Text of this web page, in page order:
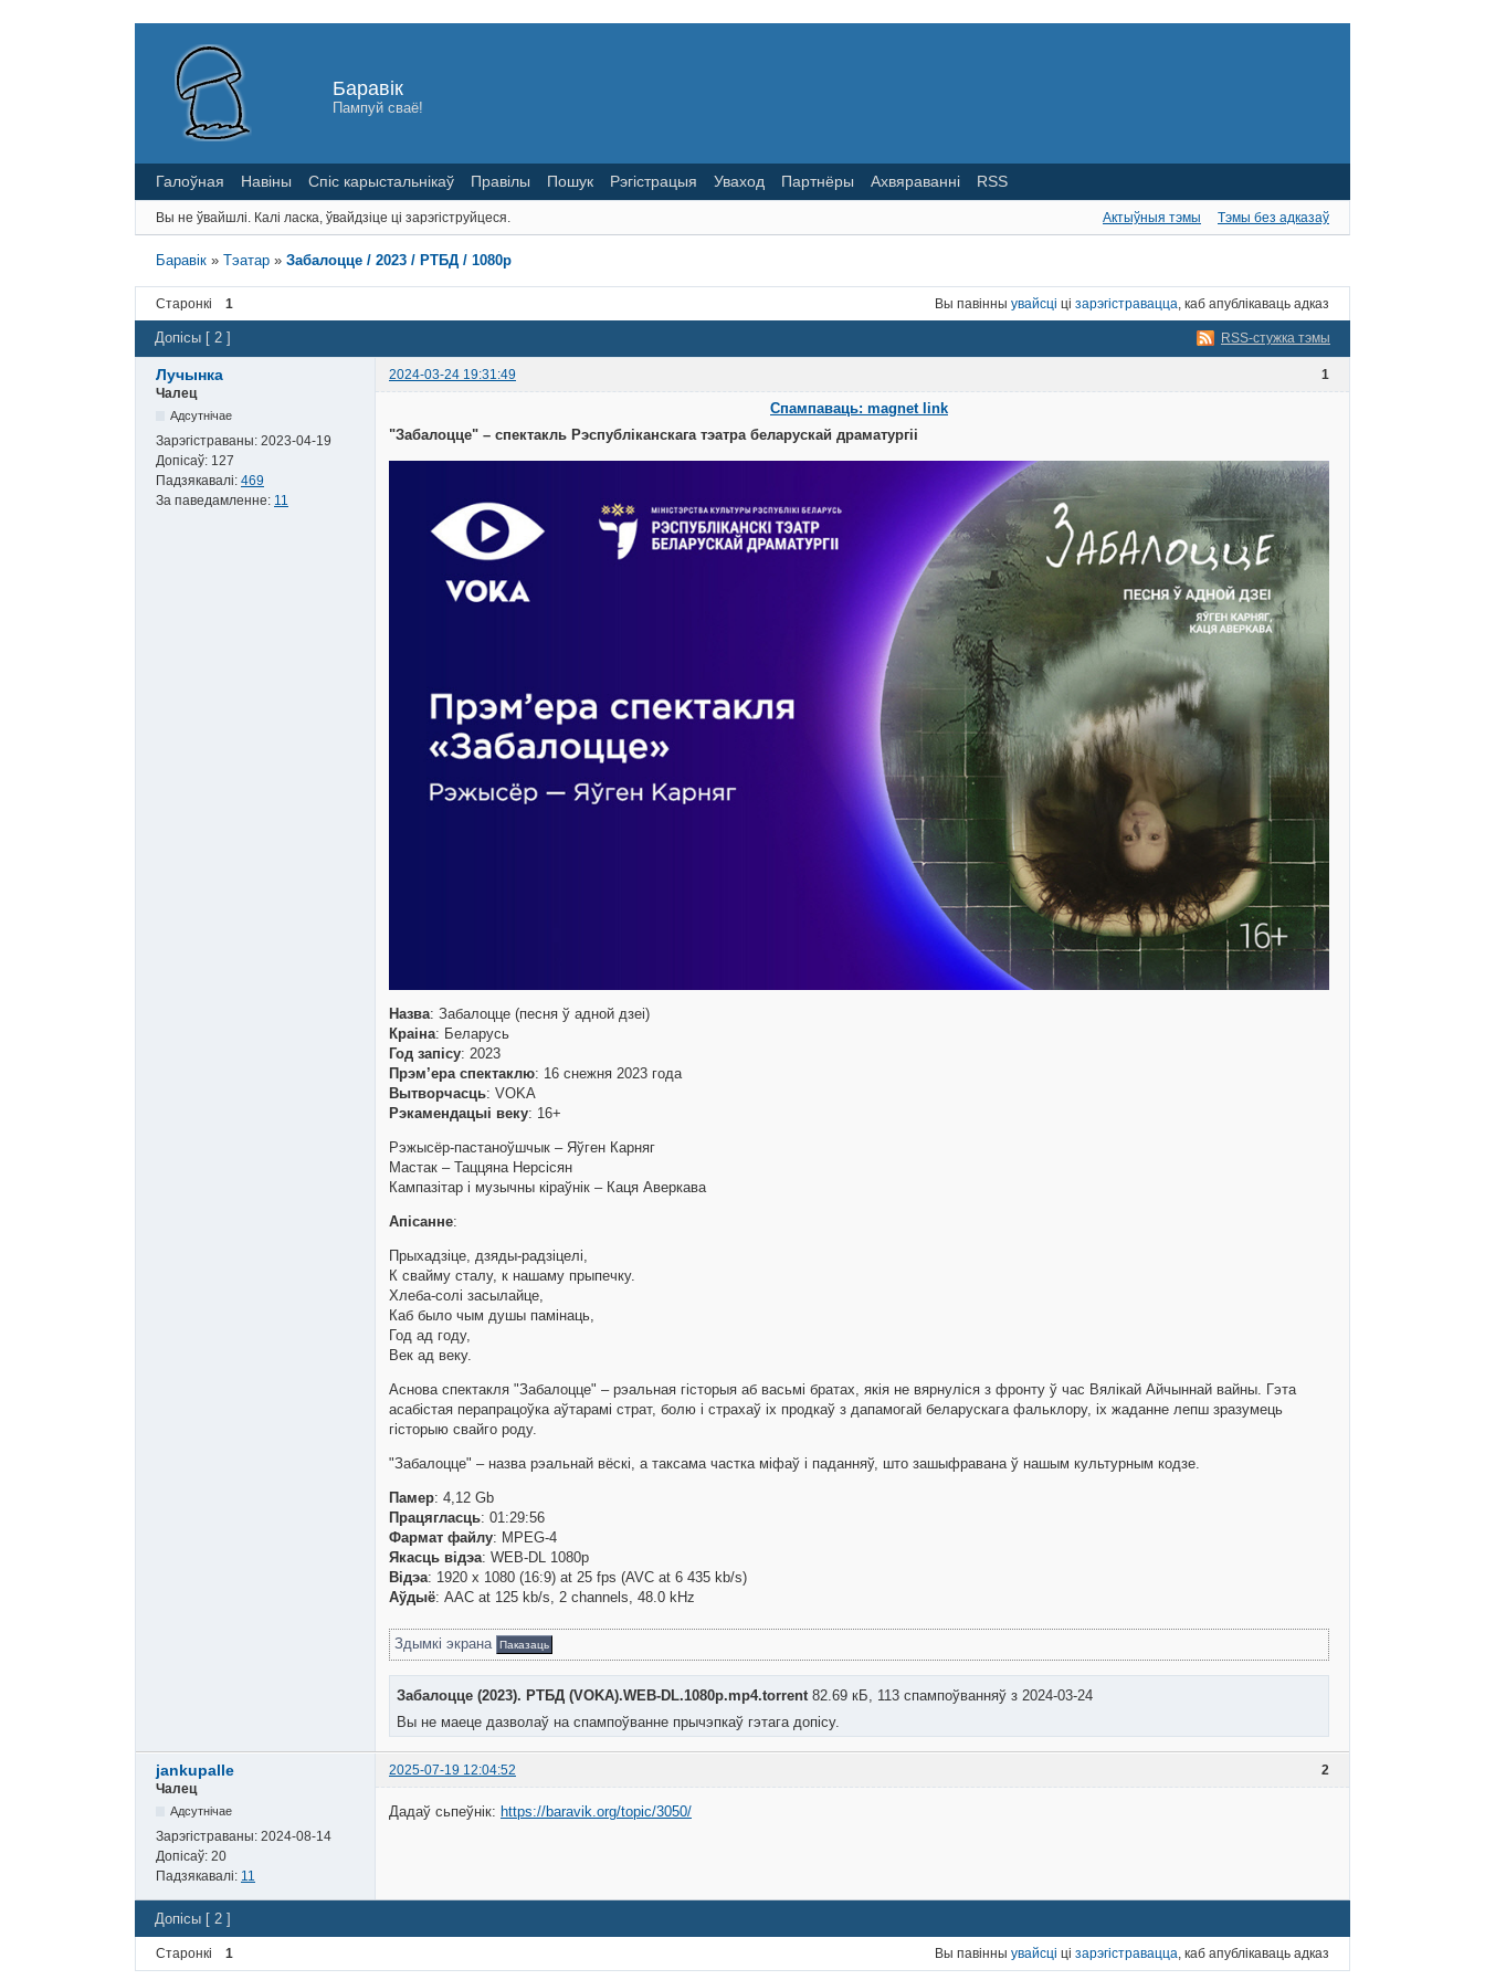
Баравік
Пампуй сваё!
Галоўная Навіны Спіс карыстальнікаў Правілы Пошук Рэгістрацыя Уваход Партнёры Ахвяраванні RSS
Вы не ўвайшлі. Калі ласка, ўвайдзіце ці зарэгіструйцеся. Актыўныя тэмы Тэмы без адказаў
Баравік »Тэатар »Забалоцце / 2023 / РТБД / 1080p
Старонкі 1 Вы павінны увайсці ці зарэгістравацца , каб апублікаваць адказ
RSS-стужка тэмы
Допісы [ 2 ]
1
Лучынка
2024-03-24 19:31:49
Чалец
Адсутнічае
Зарэгістраваны: 2023-04-19
Допісаў: 127
Падзякавалі: 469
За паведамленне: 11
Спампаваць: magnet link
"Забалоцце" – спектакль Рэспубліканскага тэатра беларускай драматургіі
Назва: Забалоцце (песня ў адной дзеі)
Краіна: Беларусь
Год запісу: 2023
Прэм’ера спектаклю: 16 снежня 2023 года
Вытворчасць: VOKA
Рэкамендацыі веку: 16+
Рэжысёр-пастаноўшчык – Яўген Карняг
Мастак – Таццяна Нерсісян
Кампазітар і музычны кіраўнік – Каця Аверкава
Апісанне:
Прыхадзіце, дзяды-радзіцелі,
К свайму сталу, к нашаму прыпечку.
Хлеба-солі засылайце,
Каб было чым душы памінаць,
Год ад году,
Век ад веку.
Аснова спектакля "Забалоцце" – рэальная гісторыя аб васьмі братах, якія не вярнуліся з фронту ў час Вялікай Айчыннай вайны. Гэта
асабістая перапрацоўка аўтарамі страт, болю і страхаў іх продкаў з дапамогай беларускага фальклору, іх жаданне лепш зразумець
гісторыю свайго роду.
"Забалоцце" – назва рэальнай вёскі, а таксама частка міфаў і паданняў, што зашыфравана ў нашым культурным кодзе.
Памер: 4,12 Gb
Працягласць: 01:29:56
Фармат файлу: MPEG-4
Якасць відэа: WEB-DL 1080p
Відэа: 1920 x 1080 (16:9) at 25 fps (AVC at 6 435 kb/s)
Аўдыё: AAC at 125 kb/s, 2 channels, 48.0 kHz
Здымкі экрана Паказаць
Забалоцце (2023). РТБД (VOKA).WEB-DL.1080p.mp4.torrent 82.69 кБ, 113 спампоўванняў з 2024-03-24
Вы не маеце дазволаў на спампоўванне прычэпкаў гэтага допісу.
2
jankupalle
2025-07-19 12:04:52
Чалец
Адсутнічае
Зарэгістраваны: 2024-08-14
Допісаў: 20
Падзякавалі: 11
Дадаў сьпеўнік: https://baravik.org/topic/3050/
Допісы [ 2 ]
Старонкі 1 Вы павінны увайсці ці зарэгістравацца, каб апублікаваць адказ